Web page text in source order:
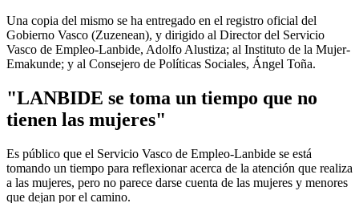
Una copia del mismo se ha entregado en el registro oficial del
Gobierno Vasco (Zuzenean), y dirigido al Director del Servicio
Vasco de Empleo-Lanbide, Adolfo Alustiza; al Instituto de la Mujer-
Emakunde; y al Consejero de Políticas Sociales, Ángel Toña.
"LANBIDE se toma un tiempo que no
tienen las mujeres"
Es público que el Servicio Vasco de Empleo-Lanbide se está
tomando un tiempo para reflexionar acerca de la atención que realiza
a las mujeres, pero no parece darse cuenta de las mujeres y menores
que dejan por el camino.